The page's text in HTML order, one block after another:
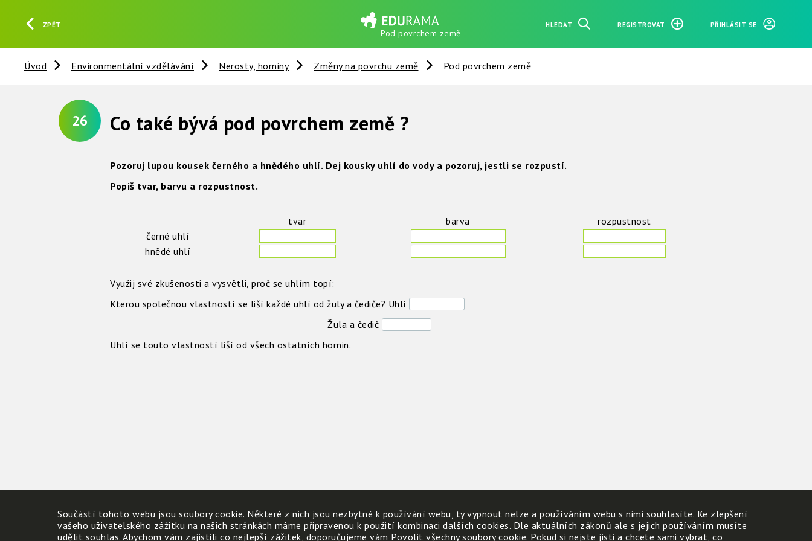
ZPĚT
Pod povrchem země
HLEDAT REGISTROVAT PŘIHLÁSIT SE
Úvod Environmentální vzdělávání Nerosty, horniny Změny na povrchu země Pod povrchem země
26 Co také bývá pod povrchem země ?
Pozoruj lupou kousek černého a hnědého uhlí. Dej kousky uhlí do vody a pozoruj, jestli se rozpustí.
Popiš tvar, barvu a rozpustnost.
tvar barva
rozpustnost
černé uhlí
hnědé uhlí
Využij své zkušenosti a vysvětli, proč se uhlím topí:
Kterou společnou vlastností se liší každé uhlí od žuly a čediče? Uhlí
Žula a čedič
Uhlí se touto vlastností liší od všech ostatních hornin.
Součástí tohoto webu jsou soubory cookie. Některé z nich jsou nezbytné k používání webu, ty vypnout nelze a používáním webu s nimi souhlasíte. Ke zlepšení
vašeho uživatelského zážitku na našich stránkách máme připravenou k použití kombinaci dalších cookies. Dle aktuálních zákonů ale s jejich používáním musíte
udělit souhlas. Abychom vám zajistili co nejlepší zážitek, doporučujeme vám Povolit všechny soubory cookie. Pokud si nejste jisti a chcete sami vybrat, co